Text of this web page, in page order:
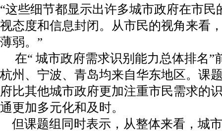
“这些细节都显示出许多城市政府在市
视态度和信息封闭。从市民的视角来看
薄弱。”
在“ 城市政府需求识别能力总体排名”
杭州、宁波、青岛均来自华东地区。课
府比其他城市政府更加注重市民需求的
通更加多元化和及时。
但课题组同时表示，从整体来看，城